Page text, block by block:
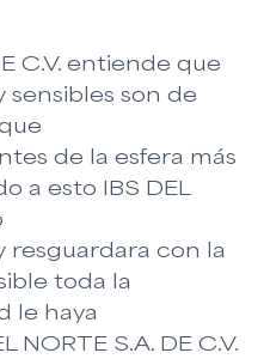
C.V. entiende que
sensibles son de
de la esfera más
a esto IBS DEL
resguardara con la
toda la
le haya
NORTE S.A. DE C.V.